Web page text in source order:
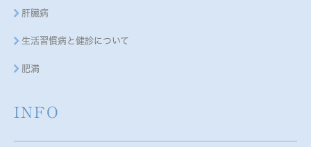
肝臓病
生活習慣病と健診について
肥満
INFO